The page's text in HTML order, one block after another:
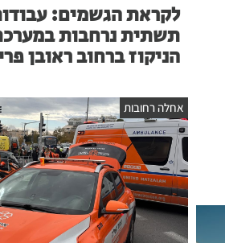
לקראת הגשמים:
תשתית נרחבות
הניקוז ברחוב ראובן
אחלה רחובות